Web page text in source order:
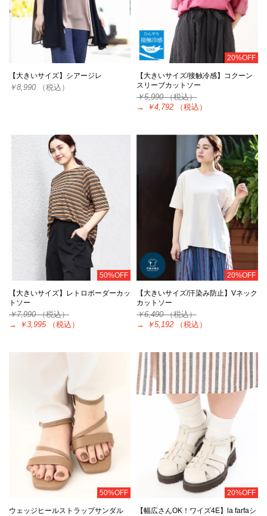
【大きいサイズ】シアージレ
￥8,990 （税込）
20%OFF
【大きいサイズ/接触冷感】コクーン
スリーブカットソー
￥5,990（税込）
→
￥4,792 （税込）
50%OFF
【大きいサイズ】レトロボーダーカッ
トソー
￥7,990（税込）
→
￥3,995 （税込）
20%OFF
【大きいサイズ/汗染み防止】Vネック
カットソー
￥6,490（税込）
→
￥5,192 （税込）
50%OFF
ウェッジヒールストラップサンダル
20%OFF
【幅広さんOK！ワイズ4E】la farfaシ